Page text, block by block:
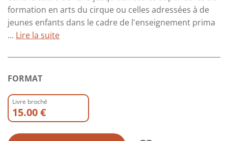
formation en arts du cirque ou celles adressées à de
jeunes enfants dans le cadre de l'enseignement prima
... Lire la suite
FORMAT
Livre broché
15.00 €